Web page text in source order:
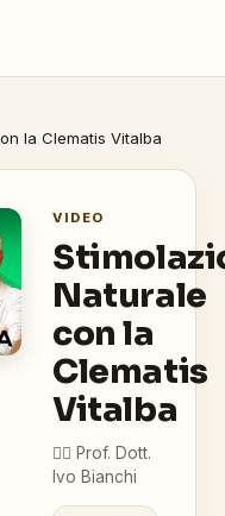
la Clematis Vitalba
VIDEO
Naturale
con la
Clematis
Vitalba
👨‍⚕️ Prof. Dott.
Ivo Bianchi